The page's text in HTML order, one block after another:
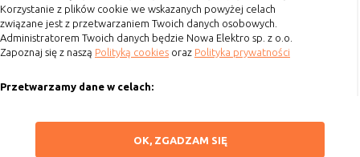
Korzystanie z plików cookie we wskazanych powyżej celach
związane jest z przetwarzaniem Twoich danych osobowych.
Administratorem Twoich danych będzie Nowa Elektro sp. z o.o.
Zapoznaj się z naszą Polityką cookies oraz Polityka prywatności
Przetwarzamy dane w celach:
treści i reklam oraz ich pomiaru, tworzenia statystyk, poprawy
OK, ZGADZAM SIĘ
Kontakt
Szybki kontakt
Godziny otwarcia: Pon.-Pt. 8-16
sklep@elektrozysk.pl